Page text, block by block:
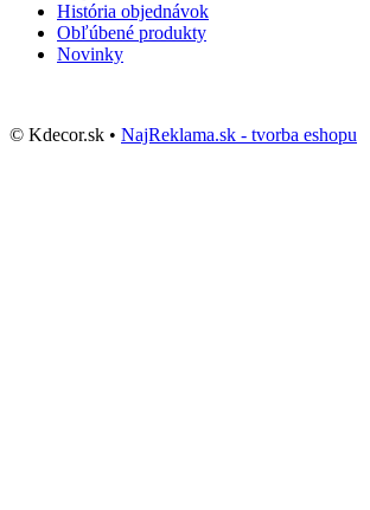
História objednávok
Obľúbené produkty
Novinky
© Kdecor.sk • NajReklama.sk - tvorba eshopu